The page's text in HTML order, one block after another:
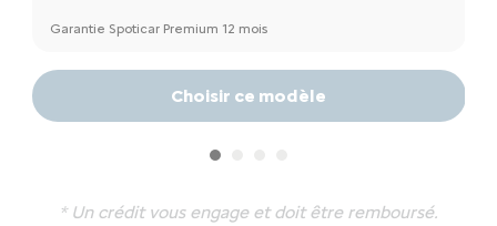
Garantie Spoticar Premium 12 mois
Choisir ce modèle
* Un crédit vous engage et doit être remboursé.